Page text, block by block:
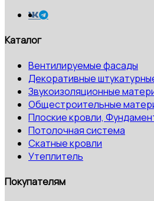
Каталог
Вентилируемые фасады
Декоративные
Звукоизоляционные
Общестроительные
Плоские кровли,
Потолочная система
Скатные кровли
Утеплитель
Покупателям